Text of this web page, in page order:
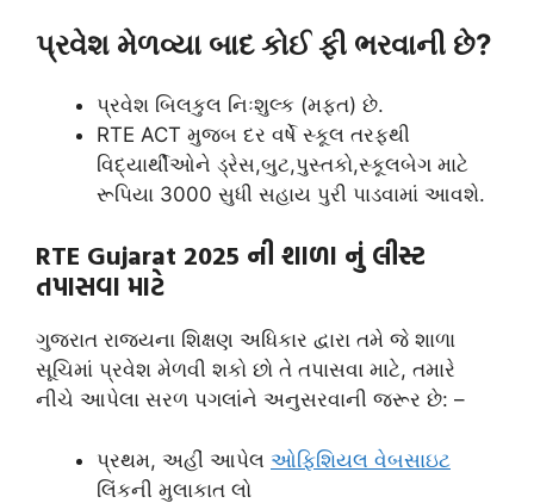
પ્રવેશ મેળવ્યા બાદ કોઈ ફી ભરવાની છે?
પ્રવેશ બિલકુલ નિઃશુલ્ક (મફત) છે.
RTE ACT મુજબ દર વર્ષે સ્કૂલ તરફથી
વિદ્યાર્થીઓને ડ્રેસ,બુટ,પુસ્તકો,સ્કૂલબેગ માટે
રૂપિયા 3000 સુધી સહાય પુરી પાડવામાં આવશે.
RTE Gujarat 2025 ની શાળા નું લીસ્ટ
તપાસવા માટે
ગુજરાત રાજ્યના શિક્ષણ અધિકાર દ્વારા તમે જે શાળા
સૂચિમાં પ્રવેશ મેળવી શકો છો તે તપાસવા માટે, તમારે
નીચે આપેલા સરળ પગલાંને અનુસરવાની જરૂર છે: –
પ્રથમ, અહીં આપેલ ઓફિશિયલ વેબસાઇટ
લિંકની મુલાકાત લો